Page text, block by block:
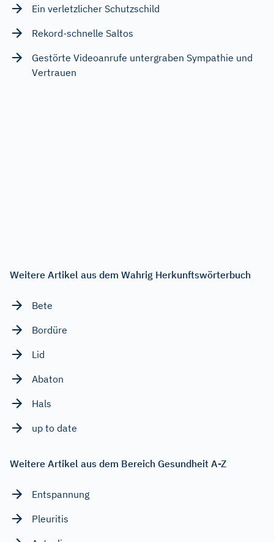
Ein verletzlicher Schutzschild
Rekord-schnelle Saltos
Gestörte Videoanrufe untergraben Sympathie und
Vertrauen
Weitere Artikel aus dem Wahrig Herkunftswörterbuch
Bete
Bordüre
Lid
Abaton
Hals
up to date
Weitere Artikel aus dem Bereich Gesundheit A-Z
Entspannung
Pleuritis